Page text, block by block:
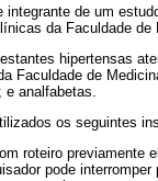
integrante de um
da Faculdade de
hipertensas
Faculdade de
analfabetas.
os seguintes
roteiro previamente
pode